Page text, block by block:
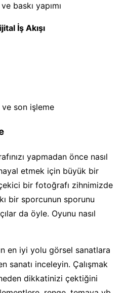
baskı yapımı
İş Akışı
son işleme
yapmadan önce nasıl
etmek için büyük bir
bir fotoğrafı zihnimizde
bir sporcunun sporunu
da öyle. Oyunu nasıl
en iyi yolu görsel sanatlara
sanatı inceleyin. Çalışmak
dikkatinizi çektiğini